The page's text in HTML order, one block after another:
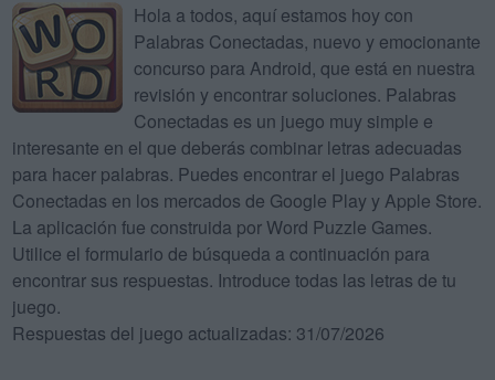
Hola a todos, aquí estamos hoy con
Palabras Conectadas, nuevo y emocionante
concurso para Android, que está en nuestra
revisión y encontrar soluciones. Palabras
Conectadas es un juego muy simple e
interesante en el que deberás combinar letras adecuadas
para hacer palabras. Puedes encontrar el juego Palabras
Conectadas en los mercados de Google Play y Apple Store.
La aplicación fue construida por Word Puzzle Games.
Utilice el formulario de búsqueda a continuación para
encontrar sus respuestas. Introduce todas las letras de tu
juego.
Respuestas del juego actualizadas: 31/07/2026